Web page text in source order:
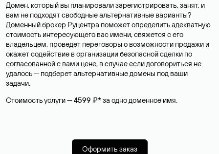
Домен, который вы планировали зарегистрировать, занят, и
вам не подходят свободные альтернативные варианты?
Доменный брокер Руцентра поможет определить адекватную
стоимость интересующего вас имени, свяжется с его
владельцем, проведет переговоры о возможности продажи и
окажет содействие в организации безопасной сделки по
согласованной с вами цене, в случае если договориться не
удалось — подберет альтернативные домены под ваши
задачи.
Стоимость услуги —4599 ₽*за одно доменное имя.
Оформить заказ